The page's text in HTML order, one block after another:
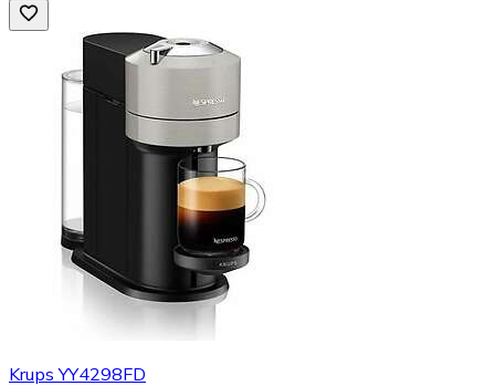
Krups YY4298FD